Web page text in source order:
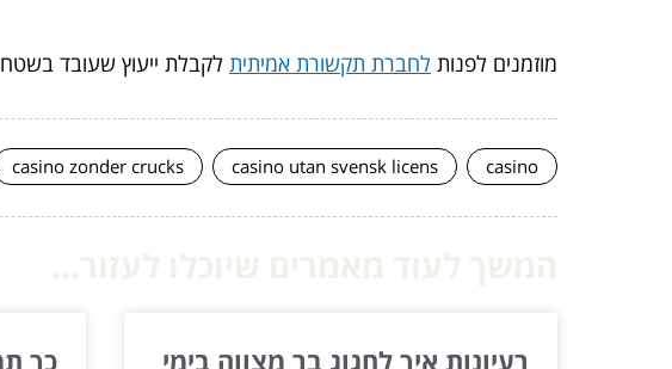
מוזמנים לפנות לחברת תקשורת אמיתית לקבלת ייעוץ שעובד
casino
casino utan svensk licens
casino zonder crucks
רעיונות איך לחגוג בר מצווה בימי
כך